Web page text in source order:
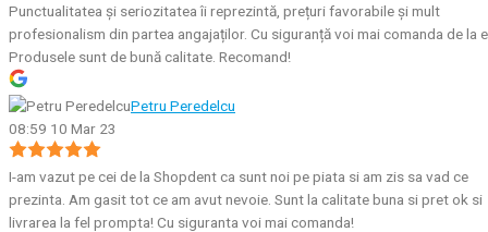
Punctualitatea și seriozitatea îi reprezintă, prețuri favorabile și mult
profesionalism din partea angajaților. Cu siguranță voi mai comanda de la
Produsele sunt de bună calitate. Recomand!
Petru Peredelcu
08:59 10 Mar 23
I-am vazut pe cei de la Shopdent ca sunt noi pe piata si am zis sa vad ce
prezinta. Am gasit tot ce am avut nevoie. Sunt la calitate buna si pret ok si
livrarea la fel prompta! Cu siguranta voi mai comanda!